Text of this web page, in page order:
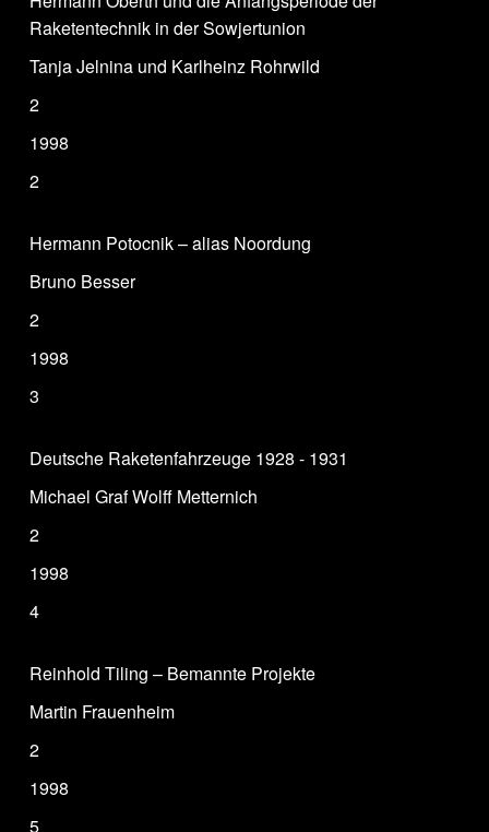
Raketentechnik in der Sowjertunion
Tanja Jelnina und Karlheinz Rohrwild
2
1998
2
Hermann Potocnik – alias Noordung
Bruno Besser
2
1998
3
Deutsche Raketenfahrzeuge 1928 - 1931
Michael Graf Wolff Metternich
2
1998
4
Reinhold Tiling – Bemannte Projekte
Martin Frauenheim
2
1998
5